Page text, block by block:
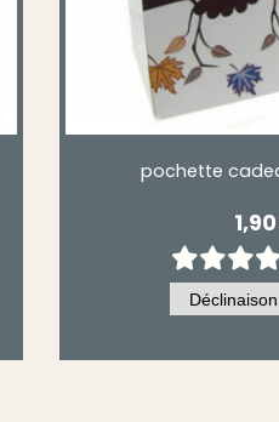
pochette
1,90